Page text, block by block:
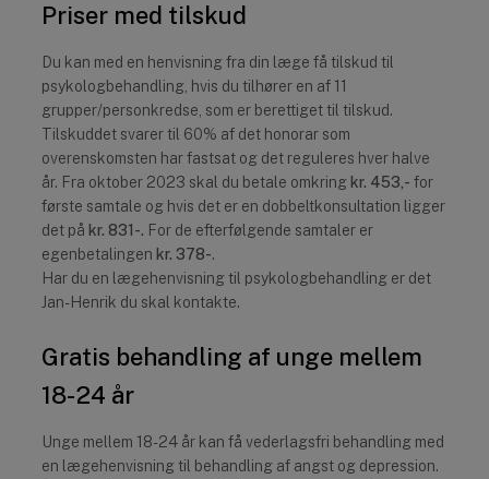
Priser med tilskud
Du kan med en henvisning fra din læge få tilskud til
psykologbehandling, hvis du tilhører en af 11
grupper/personkredse, som er berettiget til tilskud.
Tilskuddet svarer til 60% af det honorar som
overenskomsten har fastsat og det reguleres hver halve
år. Fra oktober 2023 skal du betale omkring kr. 453,- for
første samtale og hvis det er en dobbeltkonsultation ligger
det på kr. 831-. For de efterfølgende samtaler er
egenbetalingen kr. 378-.
Har du en lægehenvisning til psykologbehandling er det
Jan-Henrik du skal kontakte.
Gratis behandling af unge mellem
18-24 år
Unge mellem 18-24 år kan få vederlagsfri behandling med
en lægehenvisning til behandling af angst og depression.